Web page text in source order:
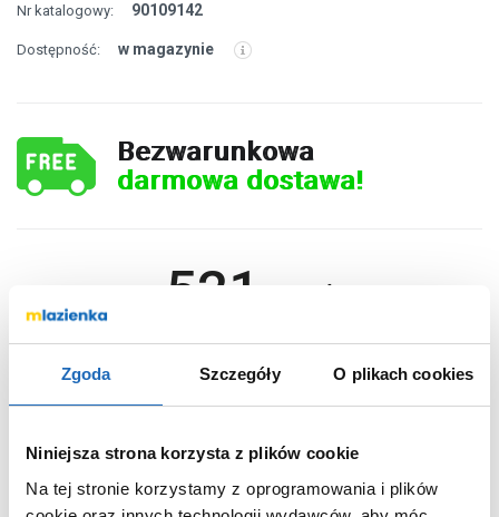
Zgoda Szczegóły O plikach cookies
Niniejsza strona korzysta z plików cookie
Na tej stronie korzystamy z oprogramowania i plików
Nr katalogowy: 90109142
Dostępność: w magazynie
Bezwarunkowa
darmowa dostawa!
521 zł
DO KOSZYKA
Chcesz zamówić telefonicznie?